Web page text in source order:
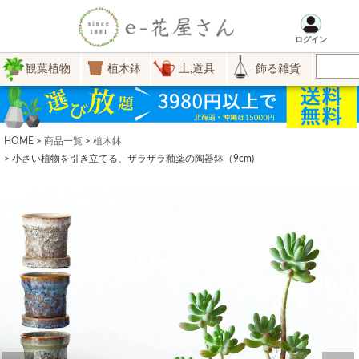
ログイン
観葉植物 植木鉢 土,道具 飾る雑貨
HOME 商品一覧
植木鉢
小さい植物を引き立てる、ザラザラ釉薬の陶器鉢（9cm)